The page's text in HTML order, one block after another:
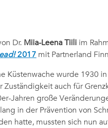
Dr. Miia-Leena Tiiliim
2017 mit Partnerland
Küstenwache wurde 1930
Zuständigkeit auch für
Jahren große
in der Prävention von
hatte, mussten sich nun